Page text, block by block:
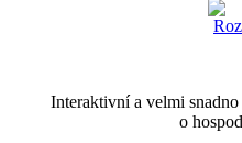
Interaktivní a velmi
o